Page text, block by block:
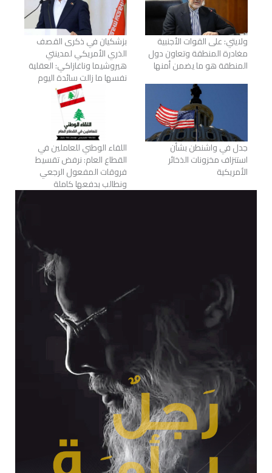
ولايتي: على القوات الأجنبية
مغادرة المنطقة وتعاون دول
المنطقة هو ما يضمن أمنها
بزشكيان في ذكرى القصف
الذري الأمريكي لمدينتي
هيروشيما وناغازاكي: العقلية
نفسها ما زالت سائدة اليوم
جدل في واشنطن بشأن
استنزاف مخزونات الذخائر
الأمريكية
اللقاء الوطني للعاملين في
القطاع العام: نرفض تقسيط
فروقات المفعول الرجعي
ونطالب بدفعها كاملة